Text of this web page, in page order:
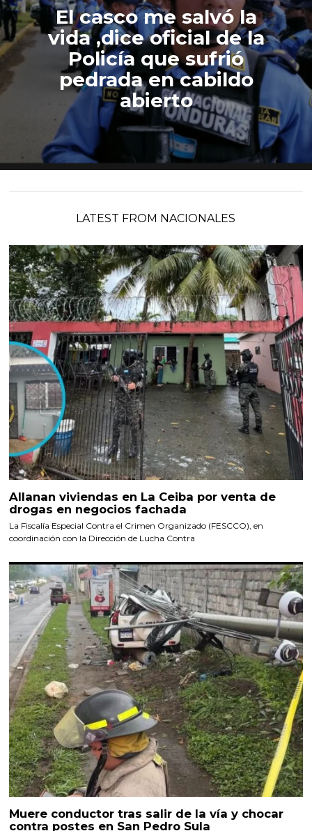
El casco me salvó la
vida ,dice oficial de la
Policía que sufrió
pedrada en cabildo
abierto
LATEST FROM NACIONALES
Allanan viviendas en La Ceiba por venta de
drogas en negocios fachada
La Fiscalía Especial Contra el Crimen Organizado (FESCCO), en
coordinación con la Dirección de Lucha Contra
Muere conductor tras salir de la vía y chocar
contra postes en San Pedro Sula